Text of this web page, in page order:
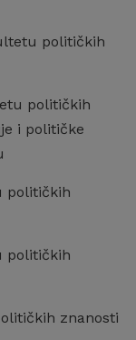
političkih
političkih
i političke
političkih
političkih
znanosti